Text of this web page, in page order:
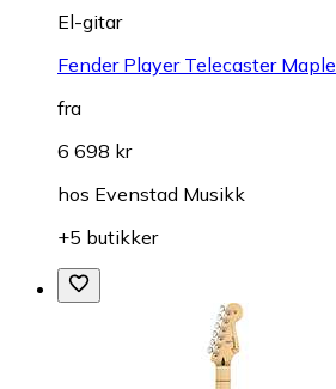
El-gitar
Fender Player Telecaster Maple
fra
6 698 kr
hos Evenstad Musikk
+5 butikker